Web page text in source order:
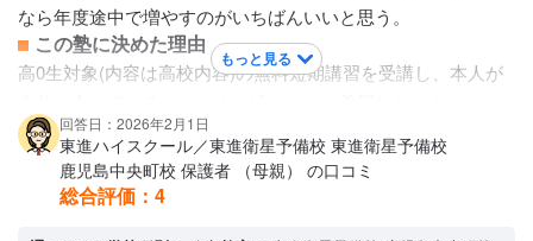
なら年度途中で増やすのがいちばんいいと思う。
この塾に決めた理由
高0生対象(内容は高校内容)の無料短期講習を受講し、本人が
志望していた学校
東京農工大学 / 鹿児島大学
講師陣の特徴
衛星予備校なので、すべて配信となる。そのため、有名な講
もっと見る
回答日：2026年2月1日
東進ハイスクール／東進衛星予備校 東進衛星予備校
鹿児島中央町校 保護者 （母親） の口コミ
総合評価： 4